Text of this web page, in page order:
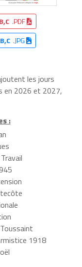
.PDF
.JPG
les jours
en 2026 et 2027,
:
1918